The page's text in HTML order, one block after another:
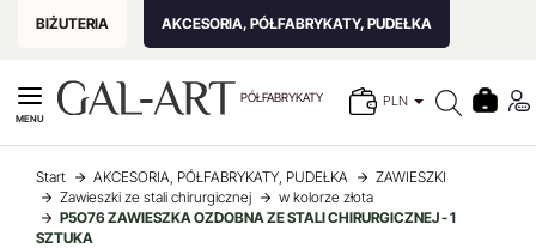
BIŻUTERIA AKCESORIA, PÓŁFABRYKATY, PUDEŁKA
PÓŁFABRYKATY PLN
MENU
Start AKCESORIA, PÓŁFABRYKATY, PUDEŁKA
ZAWIESZKI
Zawieszki ze stali chirurgicznej
w kolorze złota
P5O76 ZAWIESZKA OZDOBNA ZE STALI CHIRURGICZNEJ - 1
SZTUKA